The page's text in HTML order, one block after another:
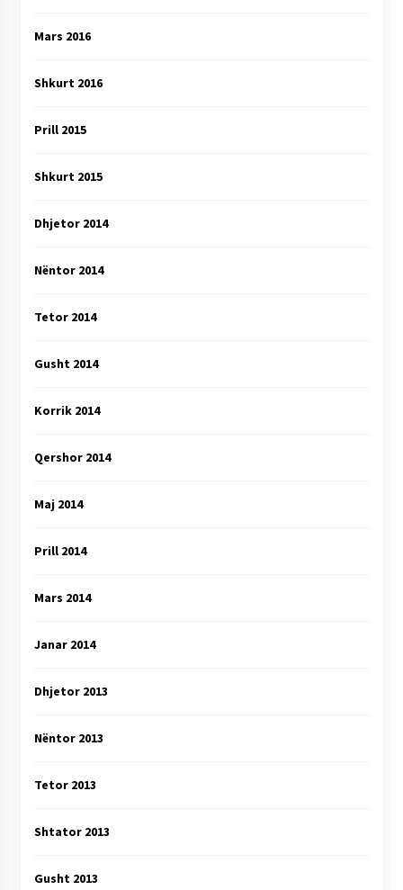
Mars 2016
Shkurt 2016
Prill 2015
Shkurt 2015
Dhjetor 2014
Nëntor 2014
Tetor 2014
Gusht 2014
Korrik 2014
Qershor 2014
Maj 2014
Prill 2014
Mars 2014
Janar 2014
Dhjetor 2013
Nëntor 2013
Tetor 2013
Shtator 2013
Gusht 2013